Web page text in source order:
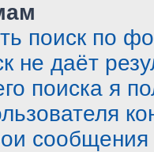
поиск по
не даёт
поиска я